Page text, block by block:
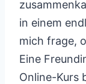
in einem
mich frage,
Eine
Online-Kurs